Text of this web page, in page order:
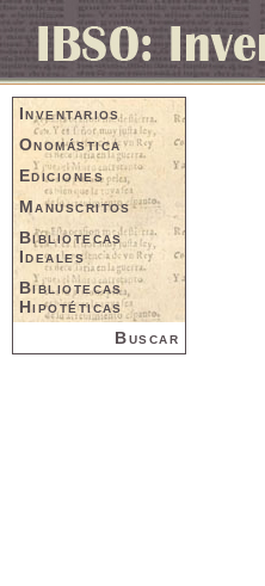
Inventarios
Onomástica
Ediciones
Manuscritos
Bibliotecas
Ideales
Bibliotecas
Hipotéticas
Buscar